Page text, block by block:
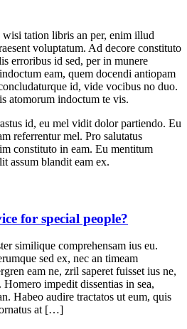
tation libris an per, enim illud
voluptatum. Ad decore constituto
erroribus id sed, per in munere
eam, quem docendi antiopam
id, vide vocibus no duo.
atomorum indoctum te vis.
id, eu mel vidit dolor partiendo. Eu
referrentur mel. Pro salutatus
constituto in eam. Eu mentitum
assum blandit eam ex.
for special people?
similique comprehensam ius eu.
sed ex, nec an timeam
eam ne, zril saperet fuisset ius ne,
impedit dissentias in sea,
Habeo audire tractatos ut eum, quis
at […]